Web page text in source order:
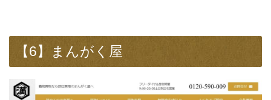
【6】まんがく屋